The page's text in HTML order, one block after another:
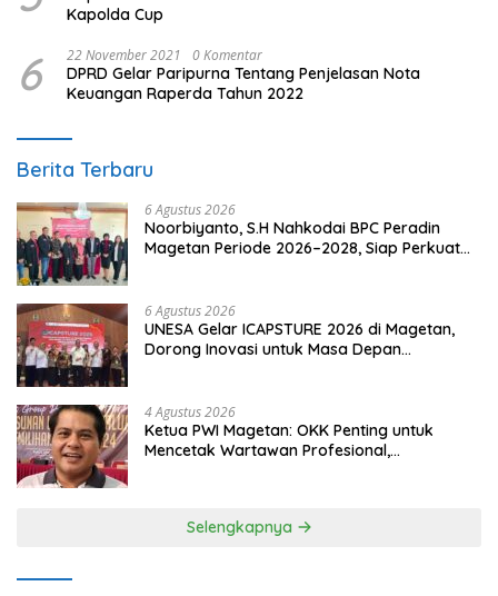
Kapolda Cup
6 22 November 2021 0 Komentar
DPRD Gelar Paripurna Tentang Penjelasan Nota
Keuangan Raperda Tahun 2022
Berita Terbaru
6 Agustus 2026
Noorbiyanto, S.H Nahkodai BPC Peradin
Magetan Periode 2026–2028, Siap Perkuat
6 Agustus 2026
UNESA Gelar ICAPSTURE 2026 di Magetan,
Dorong Inovasi untuk Masa Depan
4 Agustus 2026
Ketua PWI Magetan: OKK Penting untuk
Mencetak Wartawan Profesional,
Selengkapnya